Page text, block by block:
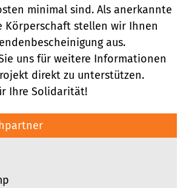
minimal sind. Als anerkannte
Körperschaft stellen wir Ihnen
aus.
uns für weitere Informationen
direkt zu unterstützen.
Ihre Solidarität!